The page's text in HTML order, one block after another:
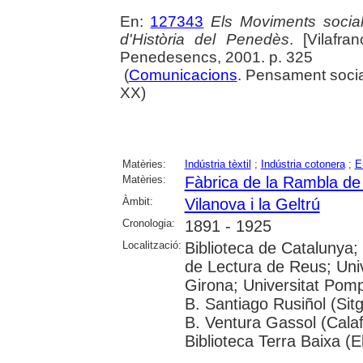
En: 127343 Els Moviments
d'Història del Penedès.
Penedesencs, 2001. p. 325
(Comunicacions. Pensament
XX)
Matèries: Indústria tèxtil ; Indústria cotonera;
Matèries:
Fàbrica de la Rambla
Àmbit: Vilanova i la Geltrú
Cronologia: 1891 - 1925
Localització: Biblioteca de
de Lectura de Reus;
Girona; Universitat
B. Santiago Rusiñol
B. Ventura Gassol
Biblioteca Terra Baixa